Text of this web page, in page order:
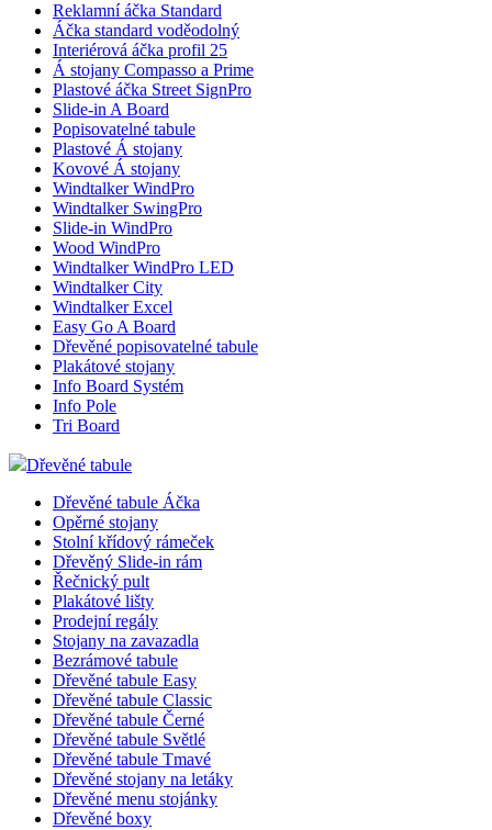
Reklamní áčka Standard
Áčka standard voděodolný
Interiérová áčka profil 25
Á stojany Compasso a Prime
Plastové áčka Street SignPro
Slide-in A Board
Popisovatelné tabule
Plastové Á stojany
Kovové Á stojany
Windtalker WindPro
Windtalker SwingPro
Slide-in WindPro
Wood WindPro
Windtalker WindPro LED
Windtalker City
Windtalker Excel
Easy Go A Board
Dřevěné popisovatelné tabule
Plakátové stojany
Info Board Systém
Info Pole
Tri Board
Dřevěné tabule
Dřevěné tabule Áčka
Opěrné stojany
Stolní křídový rámeček
Dřevěný Slide-in rám
Řečnický pult
Plakátové lišty
Prodejní regály
Stojany na zavazadla
Bezrámové tabule
Dřevěné tabule Easy
Dřevěné tabule Classic
Dřevěné tabule Černé
Dřevěné tabule Světlé
Dřevěné tabule Tmavé
Dřevěné stojany na letáky
Dřevěné menu stojánky
Dřevěné boxy